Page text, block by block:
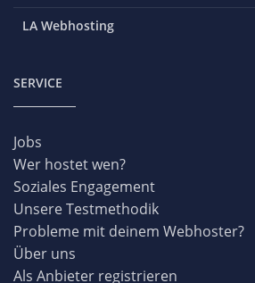
LA Webhosting
SERVICE
Jobs
Wer hostet wen?
Soziales Engagement
Unsere Testmethodik
Probleme mit deinem Webhoster?
Über uns
Als Anbieter registrieren